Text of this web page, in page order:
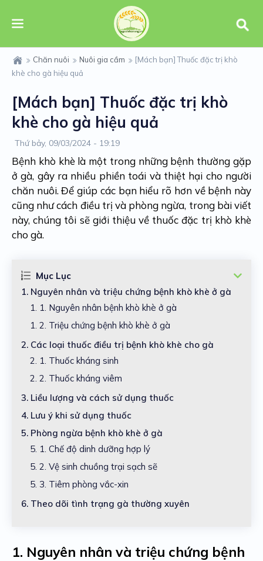
Chăn nuôi Nuôi gia cầm
[Mách bạn] Thuốc đặc trị khò
khè cho gà hiệu quả
[Mách bạn] Thuốc đặc trị khò
khè cho gà hiệu quả
Thứ bảy, 09/03/2024 - 19:19
Bệnh khò khè là một trong những bệnh thường gặp
ở gà, gây ra nhiều phiền toái và thiệt hại cho người
chăn nuôi. Để giúp các bạn hiểu rõ hơn về bệnh này
cũng như cách điều trị và phòng ngừa, trong bài viết
này, chúng tôi sẽ giới thiệu về thuốc đặc trị khò khè
cho gà.
Mục Lục
1. Nguyên nhân và triệu chứng bệnh khò khè ở gà
1. 1. Nguyên nhân bệnh khò khè ở gà
1. 2. Triệu chứng bệnh khò khè ở gà
2. Các loại thuốc điều trị bệnh khò khè cho gà
2. 1. Thuốc kháng sinh
2. 2. Thuốc kháng viêm
3. Liều lượng và cách sử dụng thuốc
4. Lưu ý khi sử dụng thuốc
5. Phòng ngừa bệnh khò khè ở gà
5. 1. Chế độ dinh dưỡng hợp lý
5. 2. Vệ sinh chuồng trại sạch sẽ
5. 3. Tiêm phòng vắc-xin
6. Theo dõi tình trạng gà thường xuyên
1. Nguyên nhân và triệu chứng bệnh